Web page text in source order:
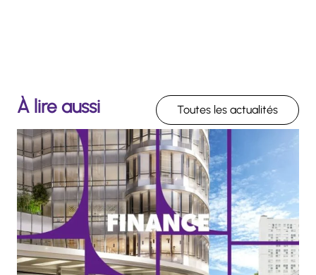
À lire aussi Toutes les actualités